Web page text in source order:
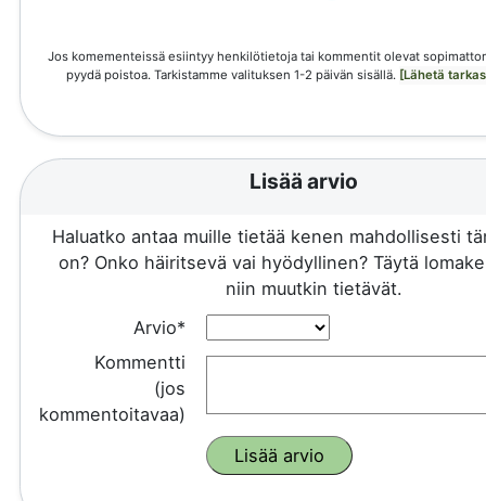
Jos komementeissä esiintyy henkilötietoja tai kommentit olevat
pyydä poistoa. Tarkistamme valituksen 1-2 päivän sisällä. [Lähetä
Lisää arvio
Haluatko antaa muille tietää kenen mahdollisesti
on? Onko häiritsevä vai hyödyllinen? Täytä
niin muutkin tietävät.
Arvio*
Kommentti
(jos
kommentoitavaa)